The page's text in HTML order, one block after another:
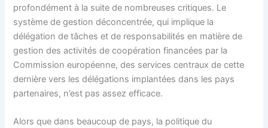
profondément à la suite de nombreuses critiques. Le
système de gestion déconcentrée, qui implique la
délégation de tâches et de responsabilités en matière de
gestion des activités de coopération financées par la
Commission européenne, des services centraux de cette
dernière vers les délégations implantées dans les pays
partenaires, n’est pas assez efficace.
Alors que dans beaucoup de pays, la politique du